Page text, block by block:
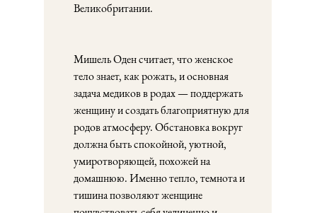
Великобритании.
Мишель Оден считает, что женское
тело знает, как рожать, и основная
задача медиков в родах — поддержать
женщину и создать благоприятную для
родов атмосферу. Обстановка вокруг
должна быть спокойной, уютной,
умиротворяющей, похожей на
домашнюю. Именно тепло, темнота и
тишина позволяют женщине